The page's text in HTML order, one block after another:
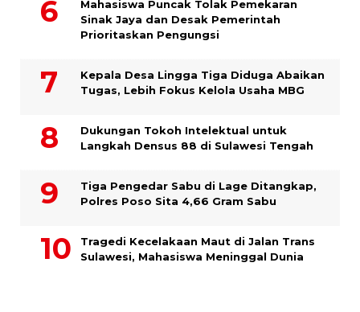
Mahasiswa Puncak Tolak Pemekaran
Sinak Jaya dan Desak Pemerintah
Prioritaskan Pengungsi
Kepala Desa Lingga Tiga Diduga Abaikan
Tugas, Lebih Fokus Kelola Usaha MBG
Dukungan Tokoh Intelektual untuk
Langkah Densus 88 di Sulawesi Tengah
Tiga Pengedar Sabu di Lage Ditangkap,
Polres Poso Sita 4,66 Gram Sabu
Tragedi Kecelakaan Maut di Jalan Trans
Sulawesi, Mahasiswa Meninggal Dunia